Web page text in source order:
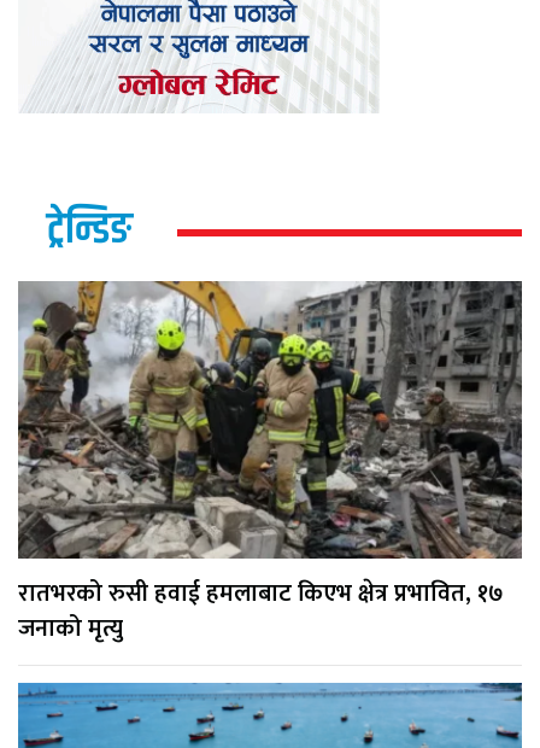
ट्रेन्डिङ
रातभरको रुसी हवाई हमलाबाट किएभ क्षेत्र प्रभावित, १७
जनाको मृत्यु